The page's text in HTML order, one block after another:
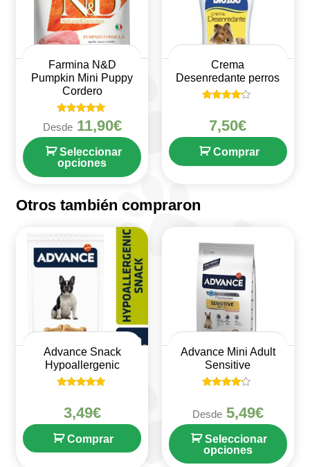
Farmina N&D
Pumpkin Mini Puppy
Cordero
Valorado en
5
de 5
Desde 11,90€
Seleccionar
opciones
Crema
Desenredante perros
4
de 5
7,50€
Comprar
Otros también compraron
Advance Snack
Hypoallergenic
de 5
3,49€
Comprar
Advance Mini Adult
Sensitive
4
de 5
Desde 5,49€
Seleccionar
opciones